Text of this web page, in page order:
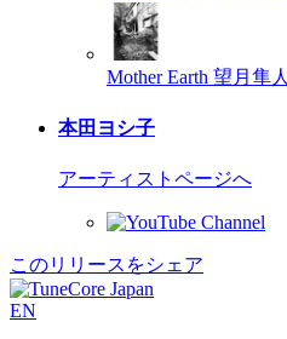
Mother Earth 望月隼人
本田ヨシ子
アーティストページへ
このリリースをシェア
EN